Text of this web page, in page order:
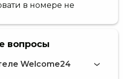
в номере не
вопросы
Welcome24